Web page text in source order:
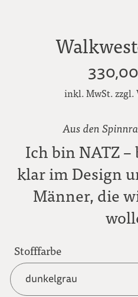
inkl. MwSt. zzgl.
Aus den
Ich bin NATZ
klar im Design
Männer, die
Stofffarbe
dunkelgrau